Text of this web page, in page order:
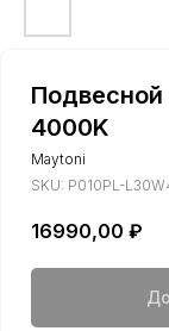
Подвесной
4000K
Maytoni
SKU: P010PL-
16990,00 ₽